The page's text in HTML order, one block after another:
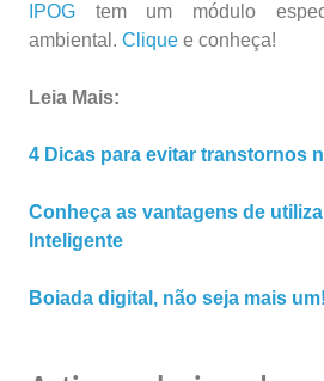
IPOG tem um módulo
ambiental. Clique e conheça!
Leia Mais:
4 Dicas para evitar transtornos
Conheça as vantagens de
Inteligente
Boiada digital, não seja mais um!